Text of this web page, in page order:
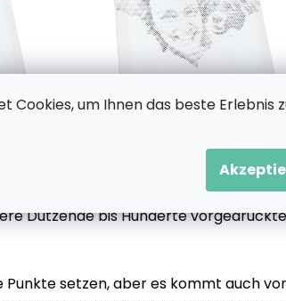
Cookies, um Ihnen das beste Erlebnis
Dutzende bis Hunderte
setzen, aber es kommt auch